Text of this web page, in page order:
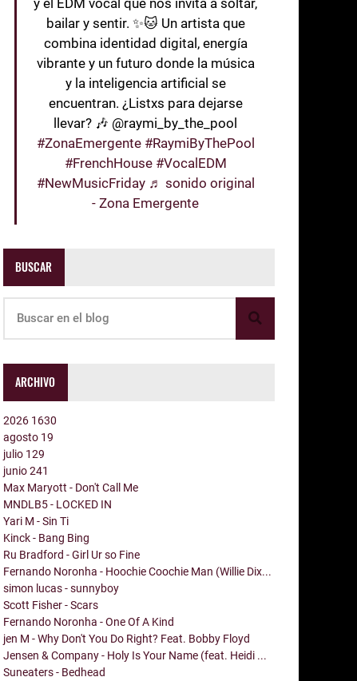
bailar y sentir. ✨🐱 Un artista que
combina identidad digital, energía
vibrante y un futuro donde la música
y la inteligencia artificial se
encuentran. ¿Listxs para dejarse
llevar? 🎶 @raymi_by_the_pool
#ZonaEmergente #RaymiByThePool
#FrenchHouse #VocalEDM
#NewMusicFriday ♬ sonido original
- Zona Emergente
BUSCAR
ARCHIVO
2026 1630
agosto 19
julio 129
junio241
Max Maryott - Don't Call Me
MNDLB5 - LOCKED IN
Yari M - Sin Ti
Kinck - Bang Bing
Ru Bradford - Girl Ur so Fine
Fernando Noronha - Hoochie Coochie Man (Willie Dix...
simon lucas - sunnyboy
Scott Fisher - Scars
Fernando Noronha - One Of A Kind
jen M - Why Don't You Do Right? Feat. Bobby Floyd
Jensen & Company - Holy Is Your Name (feat. Heidi ...
Suneaters - Bedhead